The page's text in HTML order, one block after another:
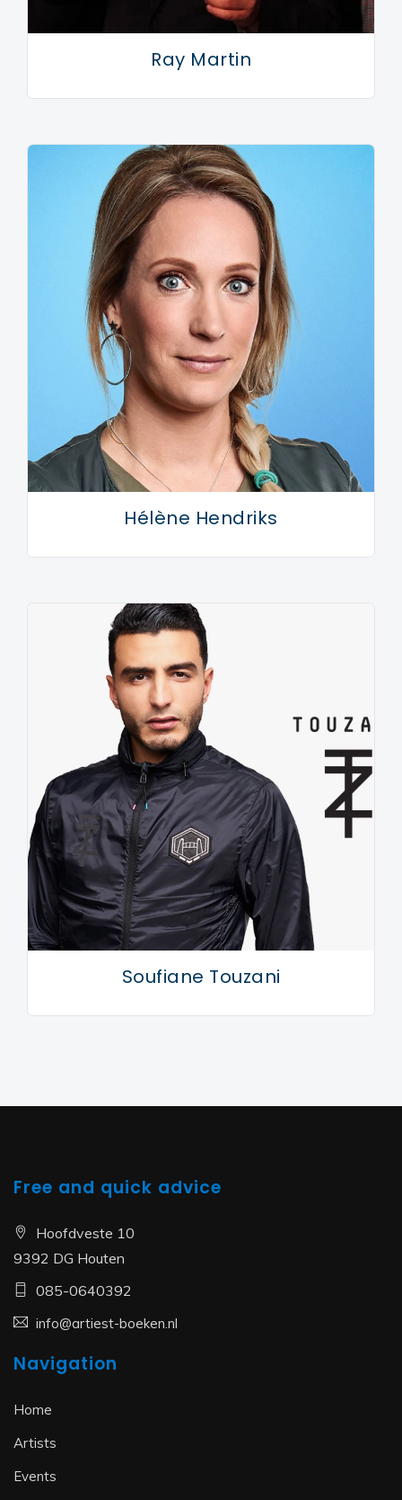
Ray Martin
Hélène Hendriks
Soufiane Touzani
Free and quick advice
Hoofdveste 10
9392 DG Houten
085-0640392
info@artiest-boeken.nl
Navigation
Home
Artists
Events